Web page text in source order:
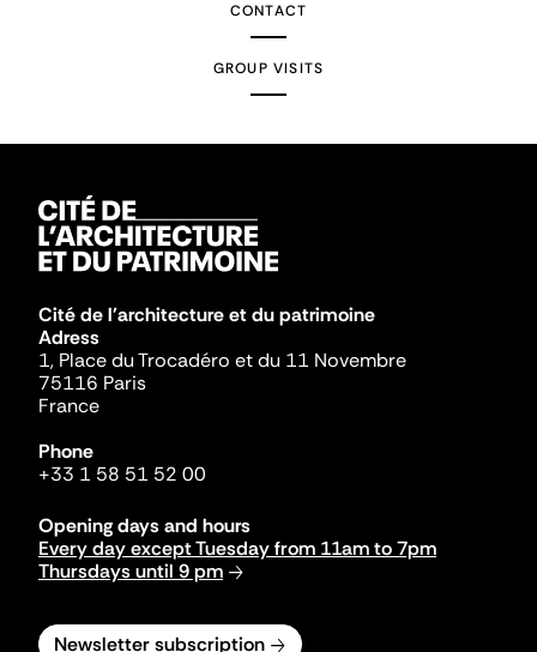
CONTACT
GROUP VISITS
Cité de l'architecture et du patrimoine
Adress
1, Place du Trocadéro et du 11 Novembre
75116 Paris
France
Phone
+33 1 58 51 52 00
Opening days and hours
Every day except Tuesday from 11am to 7pm
Thursdays until 9 pm
Newsletter subscription